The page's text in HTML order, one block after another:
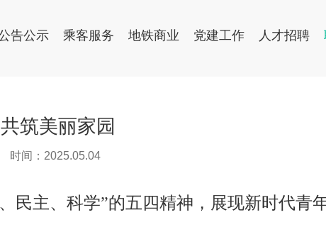
告公示 乘客服务 地铁商业 党建工作 人才招聘
筑美丽家园
时间：2025.05.04
民主、科学”的五四精神，展现新时代青